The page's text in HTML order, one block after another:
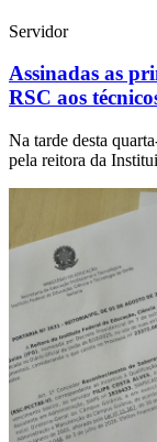
Servidor
Assinadas as
RSC aos
Na tarde desta
pela reitora da